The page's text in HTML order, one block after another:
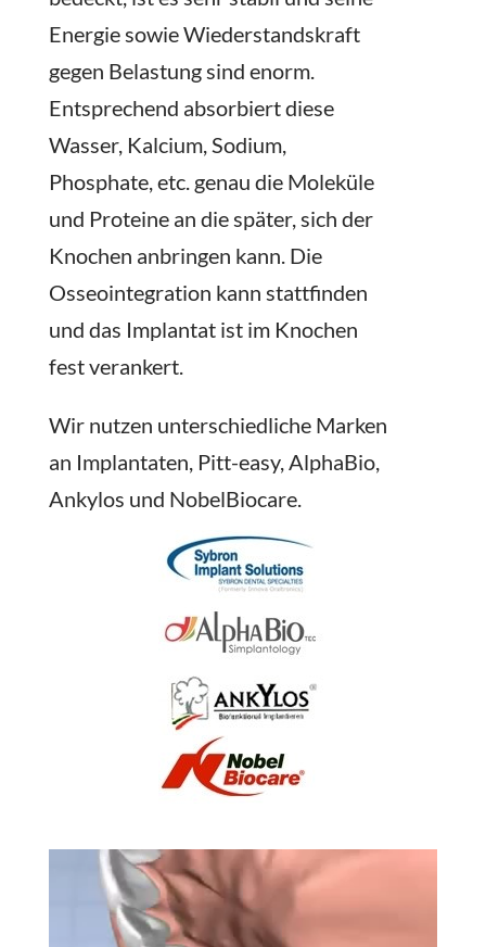
Energie sowie Wiederstandskraft
gegen Belastung sind enorm.
Entsprechend absorbiert diese
Wasser, Kalcium, Sodium,
Phosphate, etc. genau die Moleküle
und Proteine an die später, sich der
Knochen anbringen kann. Die
Osseointegration kann stattfinden
und das Implantat ist im Knochen
fest verankert.
Wir nutzen unterschiedliche Marken
an Implantaten, Pitt-easy, AlphaBio,
Ankylos und NobelBiocare.